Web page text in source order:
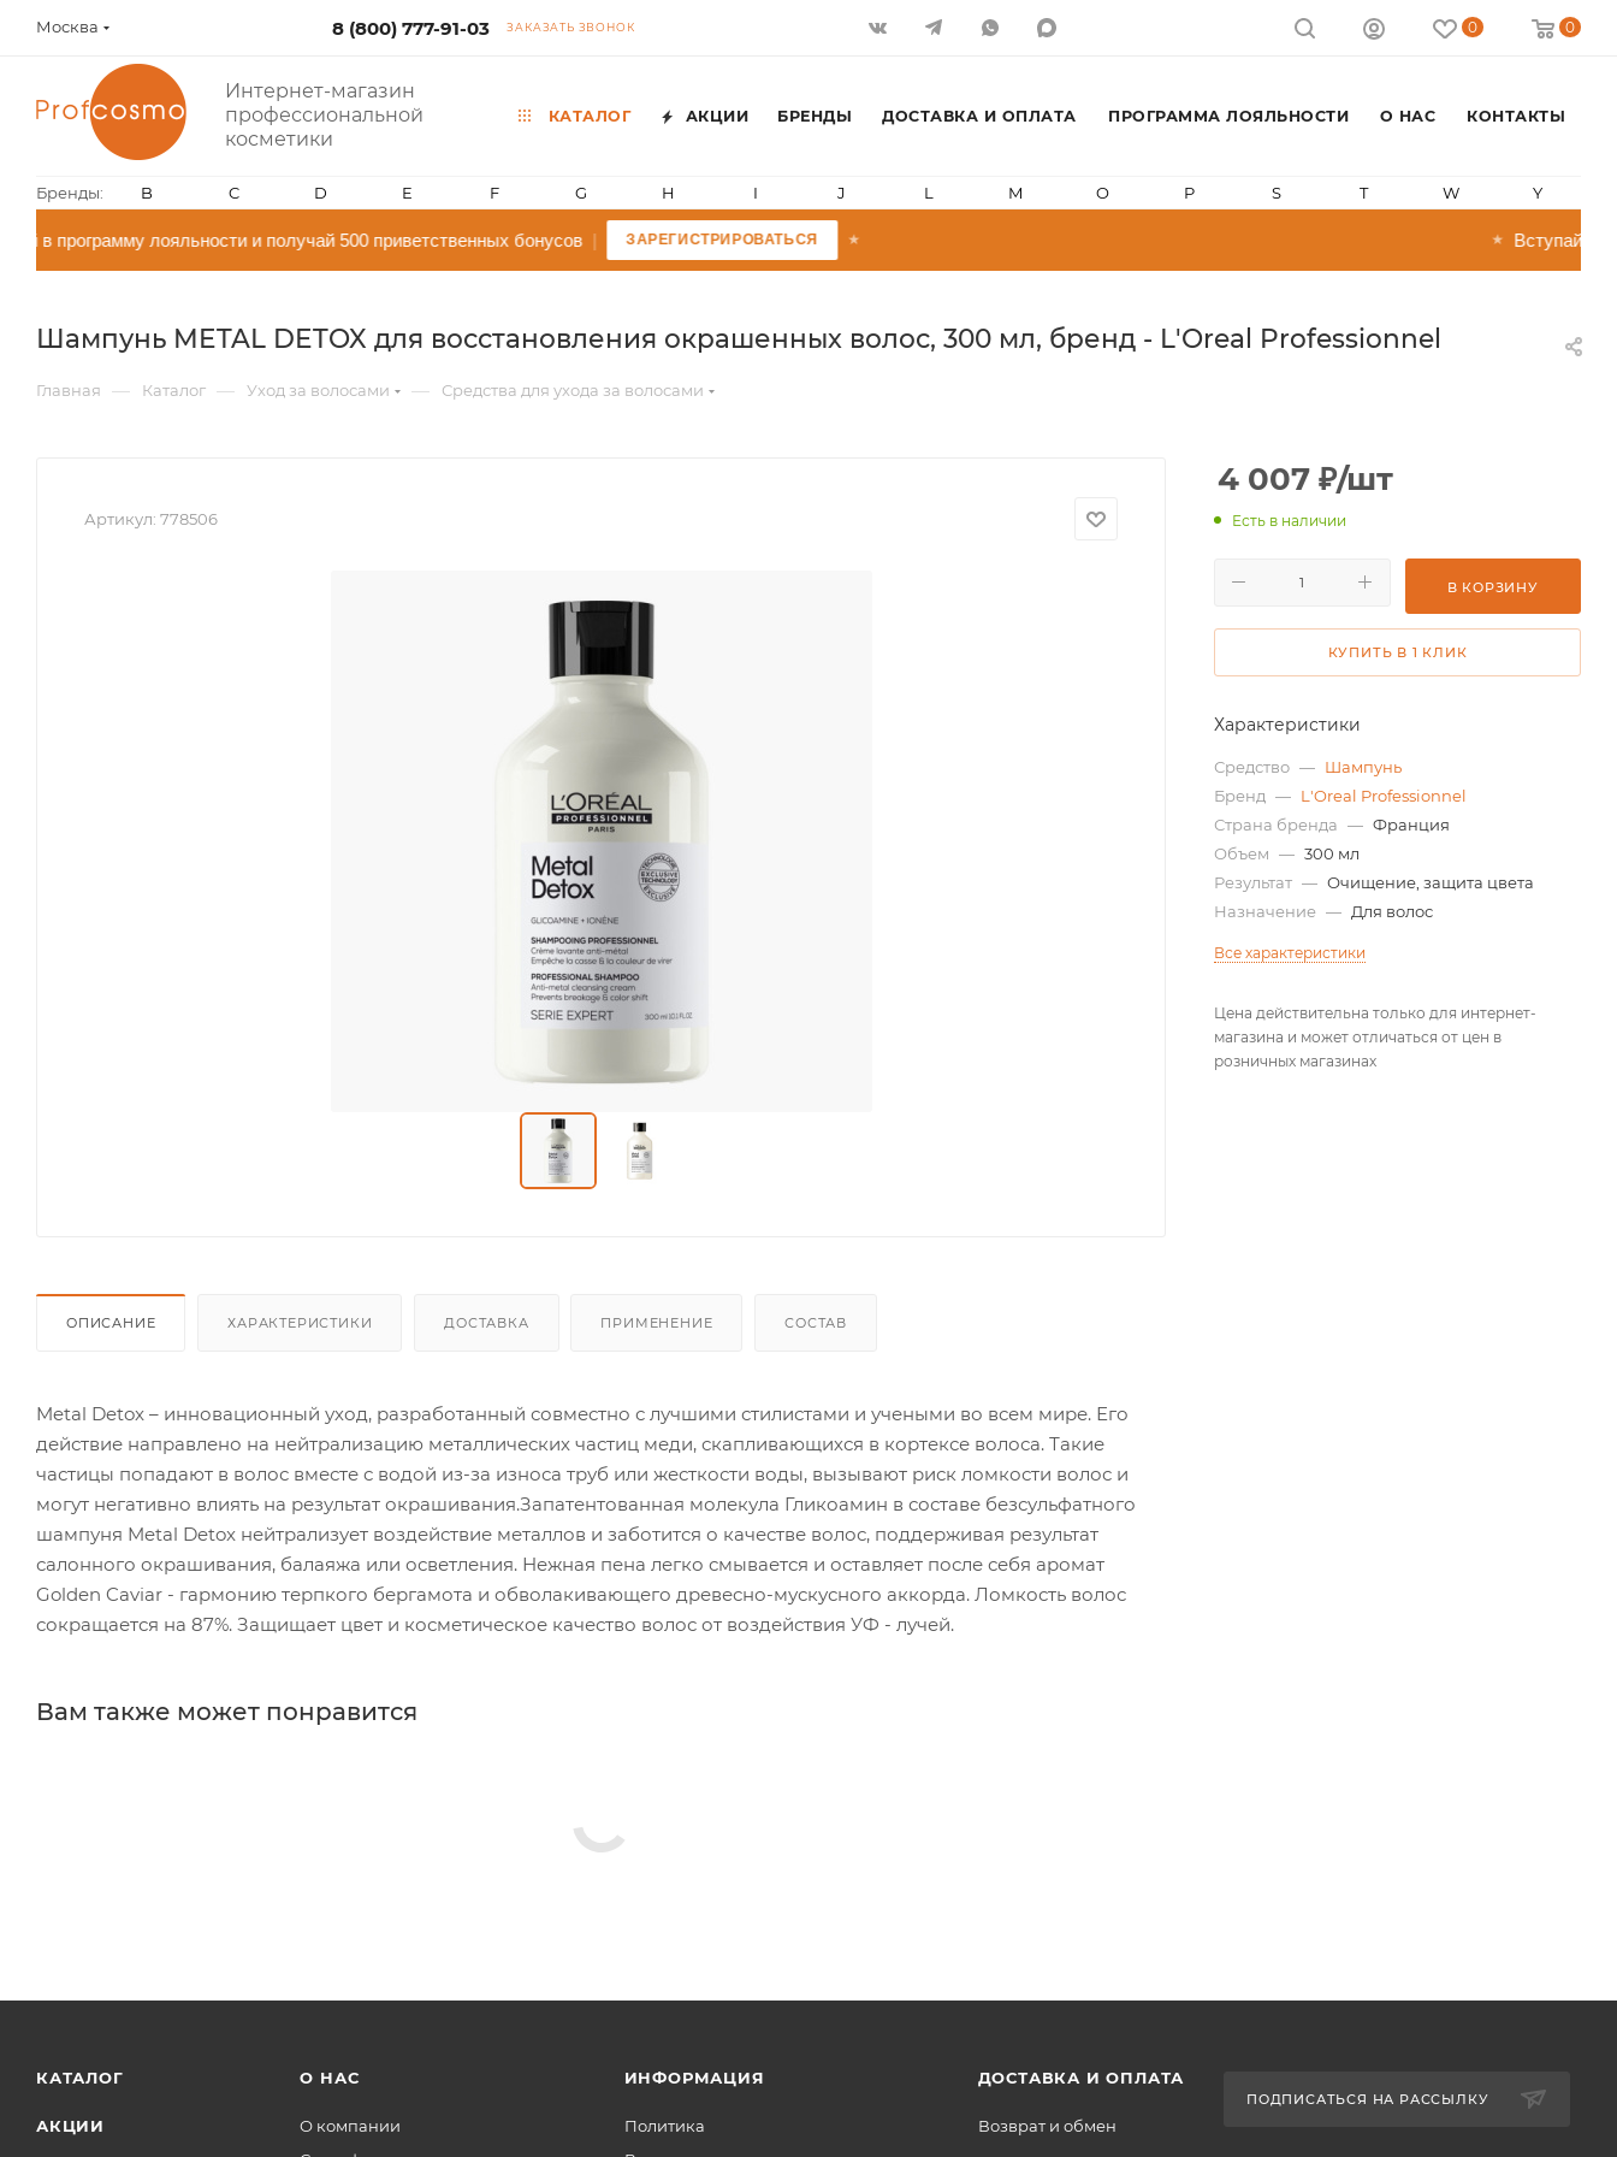
Москва 8 (800) 777-91-03 ЗАКАЗАТЬ ЗВОНОК 0 0
Интернет-магазин
профессиональной
косметики
КАТАЛОГ АКЦИИ БРЕНДЫ ДОСТАВКА И ОПЛАТА ПРОГРАММА ЛОЯЛЬНОСТИ О НАС КОНТАКТЫ
Бренды: B C D E F G H I J L M O P S T W Y
в программу лояльности и получай 500 приветственных бонусов| ЗАРЕГИСТРИРОВАТЬСЯ Вступай в
Шампунь METAL DETOX для восстановления окрашенных волос, 300 мл, бренд - L'Oreal Professionnel
Главная — Каталог — Уход за волосами — Средства для ухода за волосами
Артикул: 778506
ОПИСАНИЕ ХАРАКТЕРИСТИКИ ДОСТАВКА ПРИМЕНЕНИЕ СОСТАВ
Metal Detox – инновационный уход, разработанный совместно с лучшими стилистами и учеными во всем мире. Его
действие направлено на нейтрализацию металлических частиц меди, скапливающихся в кортексе волоса. Такие
частицы попадают в волос вместе с водой из-за износа труб или жесткости воды, вызывают риск ломкости волос и
могут негативно влиять на результат окрашивания.Запатентованная молекула Гликоамин в составе безсульфатного
шампуня Metal Detox нейтрализует воздействие металлов и заботится о качестве волос, поддерживая результат
салонного окрашивания, балаяжа или осветления. Нежная пена легко смывается и оставляет после себя аромат
Golden Caviar - гармонию терпкого бергамота и обволакивающего древесно-мускусного аккорда. Ломкость волос
сокращается на 87%. Защищает цвет и косметическое качество волос от воздействия УФ - лучей.
Вам также может понравится
4 007 ₽/шт
Есть в наличии
В КОРЗИНУ
КУПИТЬ В 1 КЛИК
Характеристики
Средство — Шампунь
Бренд — L'Oreal Professionnel
Страна бренда — Франция
Объем — 300 мл
Результат — Очищение, защита цвета
Назначение — Для волос
Все характеристики
Цена действительна только для интернет-
магазина и может отличаться от цен в
розничных магазинах
КАТАЛОГ
АКЦИИ
О НАС
О компании
ИНФОРМАЦИЯ
Политика
ДОСТАВКА И ОПЛАТА
Возврат и обмен
ПОДПИСАТЬСЯ НА РАССЫЛКУ